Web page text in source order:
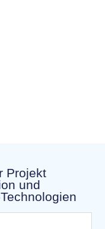
Projekt
und